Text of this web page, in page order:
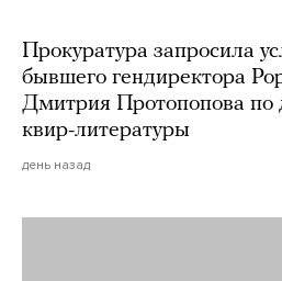
Прокуратура запросила
бывшего гендиректора
Дмитрия Протопопова по
квир-литературы
день назад